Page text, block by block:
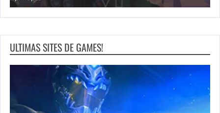
ULTIMAS SITES DE GAMES!